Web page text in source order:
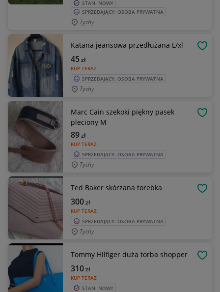
STAN: NOWY
SPRZEDAJĄCY: OSOBA PRYWATNA
Tychy
Katana jeansowa przedłużana L/xl
KUP TERAZ
45zł
SPRZEDAJĄCY: OSOBA PRYWATNA
Tychy
Marc Cain szekoki piękny pasek
pleciony M
KUP TERAZ
89zł
SPRZEDAJĄCY: OSOBA PRYWATNA
Tychy
Ted Baker skórzana torebka
KUP TERAZ
300zł
SPRZEDAJĄCY: OSOBA PRYWATNA
Tychy
Tommy Hilfiger duża torba shopper
KUP TERAZ
310zł
STAN: NOWY